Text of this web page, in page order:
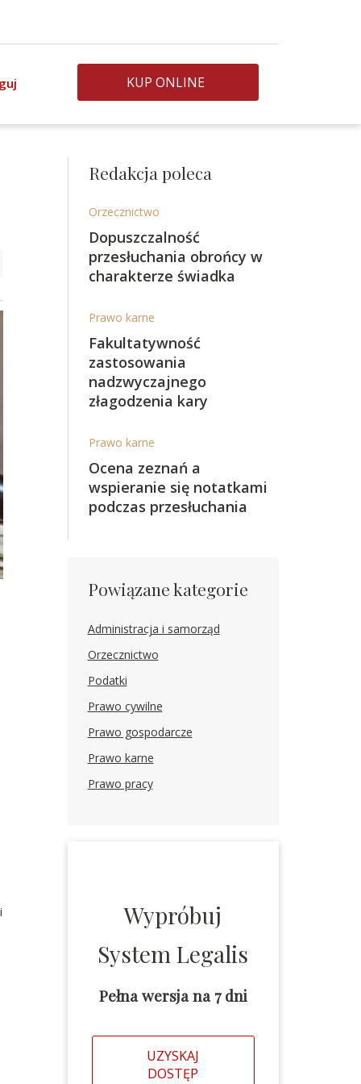
KUP ONLINE
Redakcja poleca
Orzecznictwo
Dopuszczalność
przesłuchania obrońcy w
charakterze świadka
Prawo karne
Fakultatywność
zastosowania
nadzwyczajnego
złagodzenia kary
Prawo karne
Ocena zeznań a
wspieranie się notatkami
podczas przesłuchania
Powiązane kategorie
Administracja i samorząd
Orzecznictwo
Podatki
Prawo cywilne
Prawo gospodarcze
Prawo karne
Prawo pracy
Wypróbuj
System Legalis
Pełna wersja na 7 dni
UZYSKAJ
DOSTĘP